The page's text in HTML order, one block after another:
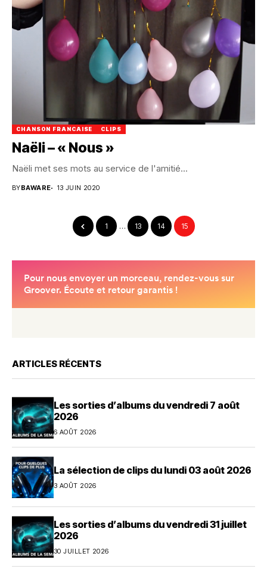
CHANSON FRANCAISE CLIPS
Naëli – « Nous »
Naëli met ses mots au service de l'amitié...
BYBAWARE 13 JUIN 2020
1 … 13 14 15
ARTICLES RÉCENTS
Les sorties d’albums du vendredi 7 août
2026
6 AOÛT 2026
La sélection de clips du lundi 03 août 2026
3 AOÛT 2026
Les sorties d’albums du vendredi 31 juillet
2026
30 JUILLET 2026